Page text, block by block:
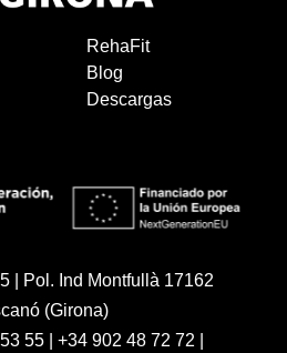
RehaFit
Blog
Descargas
| Pol. Ind Montfullà 17162
(Girona)
55| +34 902 48 72 72